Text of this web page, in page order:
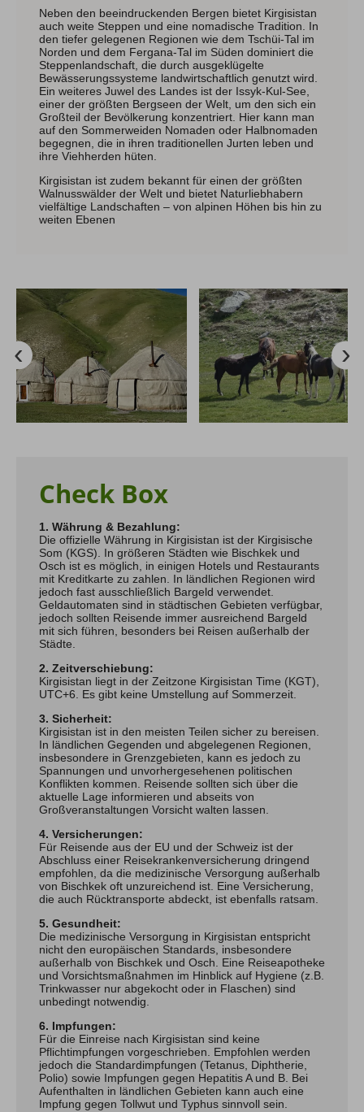
Team
Newsletter
Blog
Kontakt
Partner & Freunde
Tipps & Tricks Schwierigkeits-Bewertung
Newsletter
Kontakt
E-Mail Tel.: 08326 385 63 33
Neben den beeindruckenden Bergen bietet Kirgisistan
auch weite Steppen und eine nomadische Tradition. In
den tiefer gelegenen Regionen wie dem Tschüi-Tal im
Norden und dem Fergana-Tal im Süden dominiert die
Steppenlandschaft, die durch ausgeklügelte
Bewässerungssysteme landwirtschaftlich genutzt wird.
Ein weiteres Juwel des Landes ist der Issyk-Kul-See,
einer der größten Bergseen der Welt, um den sich ein
Großteil der Bevölkerung konzentriert. Hier kann man
auf den Sommerweiden Nomaden oder Halbnomaden
begegnen, die in ihren traditionellen Jurten leben und
ihre Viehherden hüten.
Kirgisistan ist zudem bekannt für einen der größten
Walnusswälder der Welt und bietet Naturliebhabern
vielfältige Landschaften – von alpinen Höhen bis hin zu
weiten Ebenen
Check Box
1. Währung & Bezahlung:
Die offizielle Währung in Kirgisistan ist der Kirgisische
Som (KGS). In größeren Städten wie Bischkek und
Osch ist es möglich, in einigen Hotels und Restaurants
mit Kreditkarte zu zahlen. In ländlichen Regionen wird
jedoch fast ausschließlich Bargeld verwendet.
Geldautomaten sind in städtischen Gebieten verfügbar,
jedoch sollten Reisende immer ausreichend Bargeld
mit sich führen, besonders bei Reisen außerhalb der
Städte.
2. Zeitverschiebung:
Kirgisistan liegt in der Zeitzone Kirgisistan Time (KGT),
UTC+6. Es gibt keine Umstellung auf Sommerzeit.
3. Sicherheit:
Kirgisistan ist in den meisten Teilen sicher zu bereisen.
In ländlichen Gegenden und abgelegenen Regionen,
insbesondere in Grenzgebieten, kann es jedoch zu
Spannungen und unvorhergesehenen politischen
Konflikten kommen. Reisende sollten sich über die
aktuelle Lage informieren und abseits von
Großveranstaltungen Vorsicht walten lassen.
4. Versicherungen:
Für Reisende aus der EU und der Schweiz ist der
Abschluss einer Reisekrankenversicherung dringend
empfohlen, da die medizinische Versorgung außerhalb
von Bischkek oft unzureichend ist. Eine Versicherung,
die auch Rücktransporte abdeckt, ist ebenfalls ratsam.
5. Gesundheit:
Die medizinische Versorgung in Kirgisistan entspricht
nicht den europäischen Standards, insbesondere
außerhalb von Bischkek und Osch. Eine Reiseapotheke
und Vorsichtsmaßnahmen im Hinblick auf Hygiene (z.B.
Trinkwasser nur abgekocht oder in Flaschen) sind
unbedingt notwendig.
6. Impfungen:
Für die Einreise nach Kirgisistan sind keine
Pflichtimpfungen vorgeschrieben. Empfohlen werden
jedoch die Standardimpfungen (Tetanus, Diphtherie,
Polio) sowie Impfungen gegen Hepatitis A und B. Bei
Aufenthalten in ländlichen Gebieten kann auch eine
Impfung gegen Tollwut und Typhus sinnvoll sein.